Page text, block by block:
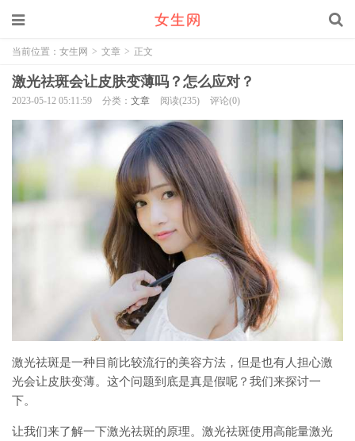
当前位置： 女生网 > 文章 > 正文
激光祛斑会让皮肤变薄吗？怎么应对？
2023-05-12 05:11:59 分类： 文章 阅读(235) 评论(0)
激光祛斑是一种目前比较流行的美容方法，但是也有人担心激
光会让皮肤变薄。这个问题到底是真是假呢？我们来探讨一
下。
让我们来了解一下激光祛斑的原理。激光祛斑使用高能量激光